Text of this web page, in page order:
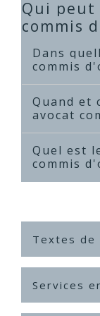
Qui peut
commis
Dans
commis
Quand et
avocat
Quel est
commis
Textes de
Services